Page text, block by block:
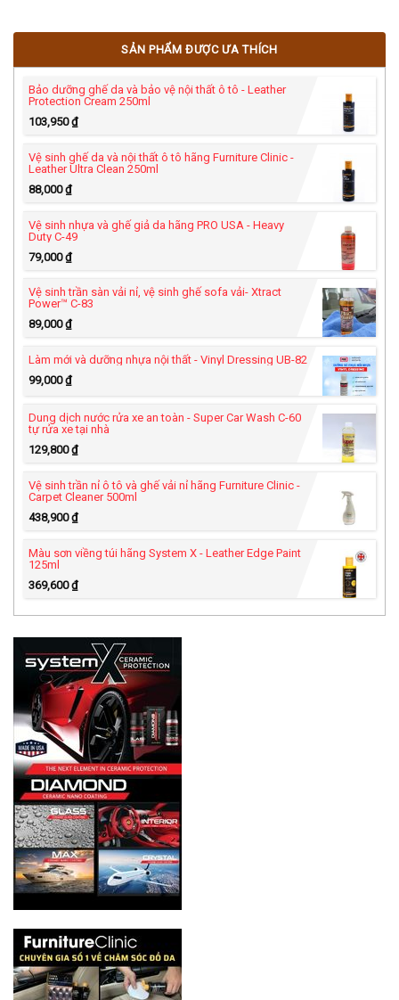
SẢN PHẨM ĐƯỢC ƯA THÍCH
Bảo dưỡng ghế da và bảo vệ nội thất ô tô - Leather
Protection Cream 250ml
103,950₫
Vệ sinh ghế da và nội thất ô tô hãng Furniture Clinic -
Leather Ultra Clean 250ml
88,000₫
Vệ sinh nhựa và ghế giả da hãng PRO USA - Heavy
Duty C-49
79,000₫
Vệ sinh trần sàn vải nỉ, vệ sinh ghế sofa vải- Xtract
Power™ C-83
89,000₫
Làm mới và dưỡng nhựa nội thất - Vinyl Dressing UB-82
99,000₫
Dung dịch nước rửa xe an toàn - Super Car Wash C-60
tự rửa xe tại nhà
129,800₫
Vệ sinh trần nỉ ô tô và ghế vải nỉ hãng Furniture Clinic -
Carpet Cleaner 500ml
438,900₫
Màu sơn viềng túi hãng System X - Leather Edge Paint
125ml
369,600₫
bên trong mà được sơn phủ bên
ngoài của nhà sản xuất.